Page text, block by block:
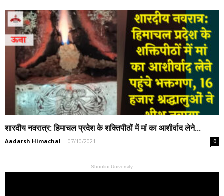
शारदीय नवरात्र: हिमाचल प्रदेश के शक्तिपीठों में मां का आशीर्वाद लेने...
Aadarsh Himachal - 07/10/2021 0
Shoolini University